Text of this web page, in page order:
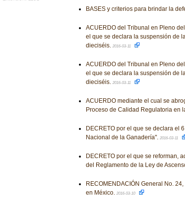
BASES y criterios para brindar la
ACUERDO del Tribunal en Pleno
el que se declara la suspensión de
dieciséis. 2016-03-11
ACUERDO del Tribunal en Pleno
el que se declara la suspensión de
dieciséis. 2016-03-11
ACUERDO mediante el cual se
Proceso de Calidad Regulatoria en
DECRETO por el que se declara el
Nacional de la Ganadería". 2016-03-11
DECRETO por el que se reforman,
del Reglamento de la Ley de
RECOMENDACIÓN General No.
en México. 2016-03-10